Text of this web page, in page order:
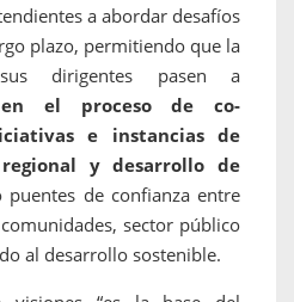
a abordar desafíos
plazo, permitiendo que la
dirigentes pasen a
en el proceso de co-
e instancias de
y desarrollo de
puentes de confianza entre
sector público
al desarrollo sostenible.